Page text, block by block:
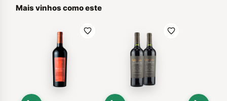
Mais vinhos como este